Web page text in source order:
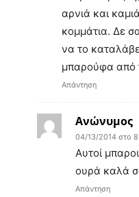
αρνιά και
κομμάτια. Δε
να το
μπαρούφα από
Απάντηση
Ανώνυμος
04/13/2014 στο
Αυτοί
ουρά καλά
Απάντηση